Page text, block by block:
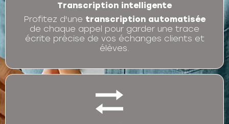
Transcription intelligente
Profitez d'une transcription automatisée
de chaque appel pour garder une trace
écrite précise de vos échanges clients et
élèves.